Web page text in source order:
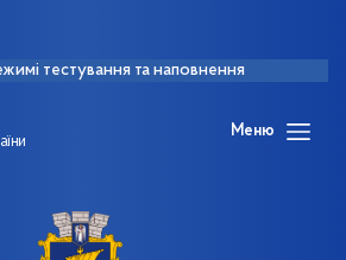
тестування та наповнення
Меню